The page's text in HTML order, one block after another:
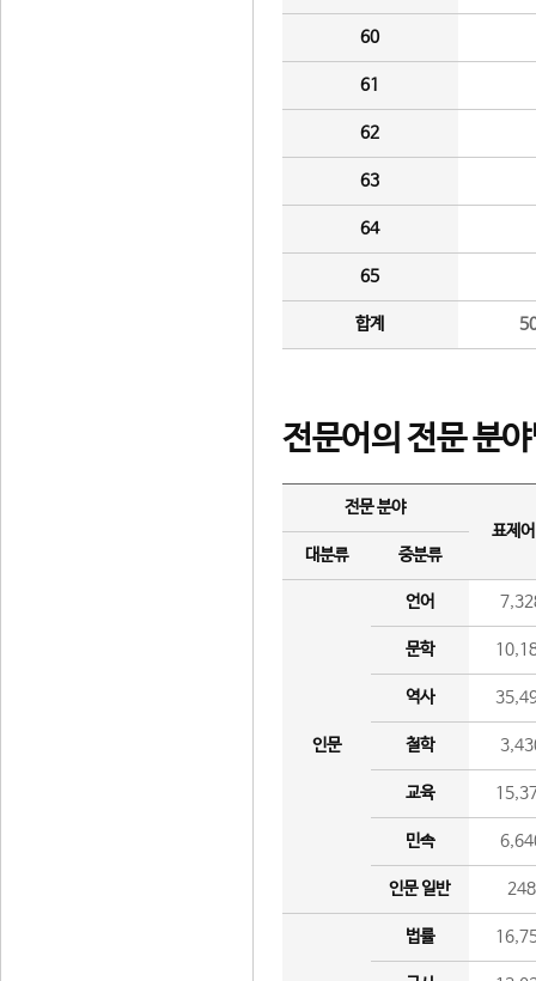
60
61
62
63
64
65
합계
전문어의 전문 분
전문 분야
표제
대분류
중분류
인문
언어
문학
역사
철학
교육
민속
인문 일반 248
법률